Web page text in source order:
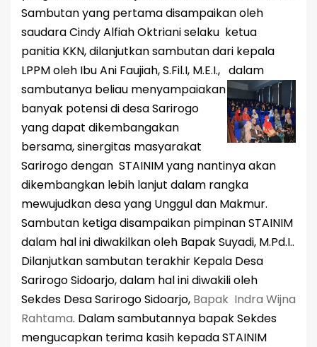
Sambutan yang pertama disampaikan oleh
saudaraCindy Alfiah Oktriani selaku ketua
panitia KKN, dilanjutkan sambutan dari kepala
LPPM oleh Ibu Ani Faujiah, S.Fil.I, M.E.I., dalam
sambutanya beliau menyampaiakan
banyak potensi di desa Sarirogo
yang dapat dikembangakan
bersama, sinergitas masyarakat
Sarirogo dengan STAINIM yang nantinya akan
dikembangkan lebih lanjut dalam rangka
mewujudkan desa yang Unggul dan Makmur.
Sambutan ketiga disampaikan pimpinan STAINIM
dalam hal ini diwakilkan oleh Bapak Suyadi, M.Pd.I..
Dilanjutkan sambutan terakhir Kepala Desa
Sarirogo Sidoarjo, dalam hal ini diwakili oleh
Sekdes Desa Sarirogo Sidoarjo, Bapak Indra Wijna
Rahtama. Dalam sambutannya bapak Sekdes
mengucapkan terima kasih kepada STAINIM